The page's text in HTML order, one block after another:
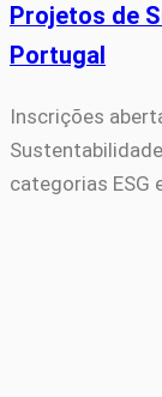
Projetos de
Portugal
Inscrições
categorias ESG